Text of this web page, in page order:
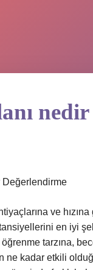
nedir
Değerlendirme
ve
en iyi
tarzına,
ne kadar etkili